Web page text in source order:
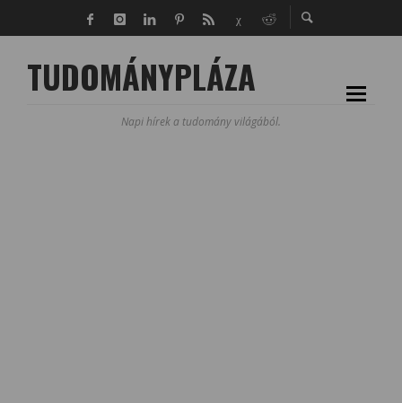
TUDOMÁNYPLÁZA
Napi hírek a tudomány világából.